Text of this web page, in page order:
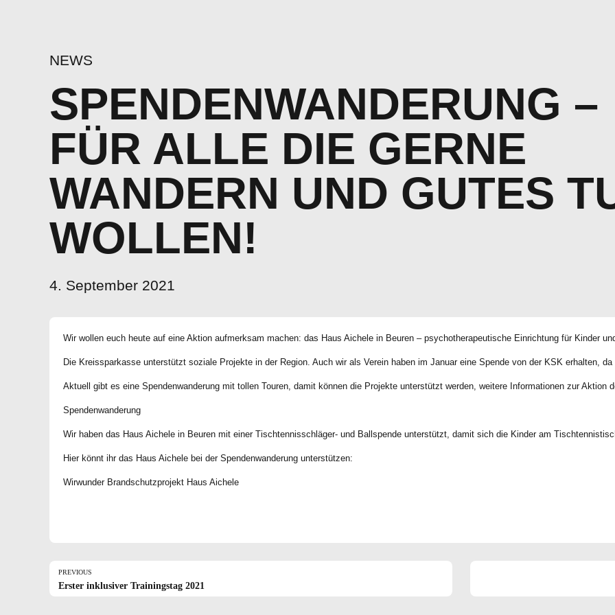
NEWS
SPENDENWANDERUNG –
FÜR ALLE DIE GERNE
WANDERN UND GUTES
WOLLEN!
4. September 2021
Wir wollen euch heute auf eine Aktion aufmerksam machen: das Haus Aichele in Beuren – psychotherapeutische Einrichtung für Kinder
Die Kreissparkasse unterstützt soziale Projekte in der Region. Auch wir als Verein haben im Januar eine Spende von der KSK erhalten,
Aktuell gibt es eine Spendenwanderung mit tollen Touren, damit können die Projekte unterstützt werden, weitere Informationen zur Aktion
Spendenwanderung
Wir haben das Haus Aichele in Beuren mit einer Tischtennisschläger- und Ballspende unterstützt, damit sich die Kinder am
Hier könnt ihr das Haus Aichele bei der Spendenwanderung unterstützen:
Wirwunder Brandschutzprojekt Haus Aichele
PREVIOUS
Erster inklusiver Trainingstag 2021